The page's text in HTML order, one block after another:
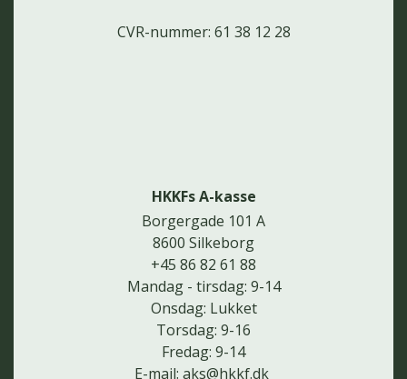
CVR-nummer: 61 38 12 28
HKKFs A-kasse
Borgergade 101 A
8600 Silkeborg
+45 86 82 61 88
Mandag - tirsdag: 9-14
Onsdag: Lukket
Torsdag: 9-16
Fredag: 9-14
E-mail: aks@hkkf.dk